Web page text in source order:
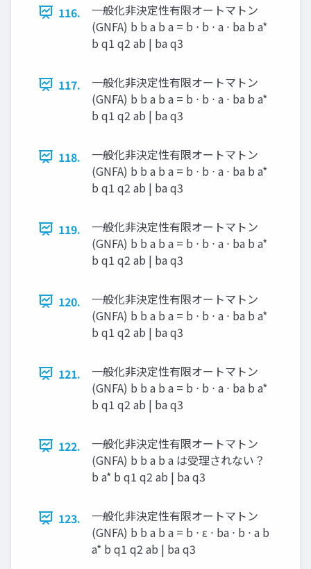
116.
一般化非決定性有限オートマトン
(GNFA) b b a b a = b ⋅ b ⋅ a ⋅ ba b a*
b q1 q2 ab | ba q3
117.
一般化非決定性有限オートマトン
(GNFA) b b a b a = b ⋅ b ⋅ a ⋅ ba b a*
b q1 q2 ab | ba q3
118.
一般化非決定性有限オートマトン
(GNFA) b b a b a = b ⋅ b ⋅ a ⋅ ba b a*
b q1 q2 ab | ba q3
119.
一般化非決定性有限オートマトン
(GNFA) b b a b a = b ⋅ b ⋅ a ⋅ ba b a*
b q1 q2 ab | ba q3
120.
一般化非決定性有限オートマトン
(GNFA) b b a b a = b ⋅ b ⋅ a ⋅ ba b a*
b q1 q2 ab | ba q3
121.
一般化非決定性有限オートマトン
(GNFA) b b a b a = b ⋅ b ⋅ a ⋅ ba b a*
b q1 q2 ab | ba q3
122.
一般化非決定性有限オートマトン
(GNFA) b b a b a は受理されない？
b a* b q1 q2 ab | ba q3
123.
一般化非決定性有限オートマトン
(GNFA) b b a b a = b ⋅ ε ⋅ ba ⋅ b ⋅ a b
a* b q1 q2 ab | ba q3